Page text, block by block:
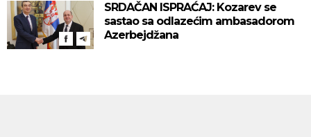
SRDAČAN ISPRAĆAJ: Kozarev se
sastao sa odlazećim ambasadorom
Azerbejdžana